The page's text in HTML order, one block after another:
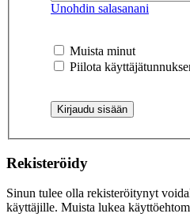
Unohdin salasanani
Muista minut
Piilota
Rekisteröidy
Sinun tulee olla rekisteröitynyt
käyttäjille. Muista lukea